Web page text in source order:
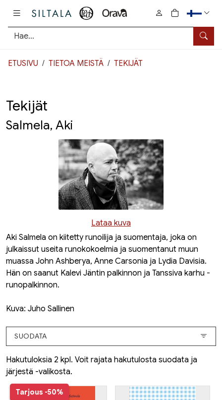
Hae
0
tuotetta
ETUSIVU TIETOA MEISTÄ TEKIJÄT
Tekijät
Salmela, Aki
Lataa kuva
Aki Salmela on kiitetty runoilija ja suomentaja, joka on
julkaissut useita runokokoelmia ja suomentanut muun
muassa John Ashberya, Anne Carsonia ja Lydia Davisia.
Hän on saanut Kalevi Jäntin palkinnon ja Tanssiva karhu -
runopalkinnon.
Kuva: Juho Sallinen
SUODATA
Hakutuloksia 2 kpl. Voit rajata hakutulosta suodata ja
järjestä -valikosta.
Tarjous -50%